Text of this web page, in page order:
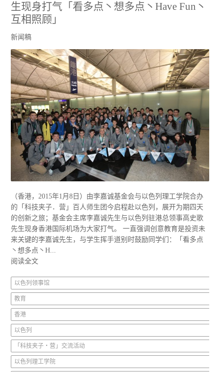
生现身打气「看多点丶想多点丶Have Fun丶
互相照顾」
新闻稿
（香港，2015年1月8日）由李嘉诚基金会与以色列理工学院合办
的「科技夹子．营」百人师生团今启程赴以色列，展开为期四天
的创新之旅；基金会主席李嘉诚先生与以色列驻港总领事高史歌
先生现身香港国际机场为大家打气。 一直强调创意教育是投资未
来关键的李嘉诚先生，与学生挥手道别时鼓励同学们：「看多点
丶想多点丶H...
阅读全文
以色列领事馆
教育
香港
以色列
「科技夹子‧营」交流活动
以色列理工学院